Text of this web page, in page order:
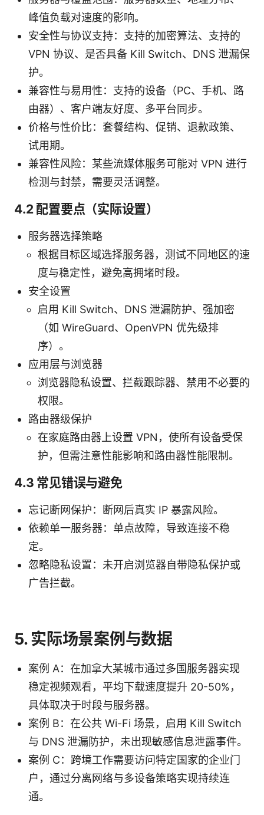
峰值负载对速度的影响。
安全性与协议支持：支持的加密算法、支持的
VPN 协议、是否具备 Kill Switch、DNS 泄漏保
护。
兼容性与易用性：支持的设备（PC、手机、路
由器）、客户端友好度、多平台同步。
价格与性价比：套餐结构、促销、退款政策、
试用期。
兼容性风险：某些流媒体服务可能对 VPN 进行
检测与封禁，需要灵活调整。
4.2 配置要点（实际设置）
服务器选择策略
根据目标区域选择服务器，测试不同地区的速
度与稳定性，避免高拥堵时段。
安全设置
启用 Kill Switch、DNS 泄漏防护、强加密
（如 WireGuard、OpenVPN 优先级排
序）。
应用层与浏览器
浏览器隐私设置、拦截跟踪器、禁用不必要的
权限。
路由器级保护
在家庭路由器上设置 VPN，使所有设备受保
护，但需注意性能影响和路由器性能限制。
4.3 常见错误与避免
忘记断网保护：断网后真实 IP 暴露风险。
依赖单一服务器：单点故障，导致连接不稳
定。
忽略隐私设置：未开启浏览器自带隐私保护或
广告拦截。
5. 实际场景案例与数据
案例 A：在加拿大某城市通过多国服务器实现
稳定视频观看，平均下载速度提升 20-50%，
具体取决于时段与服务器。
案例 B：在公共 Wi-Fi 场景，启用 Kill Switch
与 DNS 泄漏防护，未出现敏感信息泄露事件。
案例 C：跨境工作需要访问特定国家的企业门
户，通过分离网络与多设备策略实现持续连
通。